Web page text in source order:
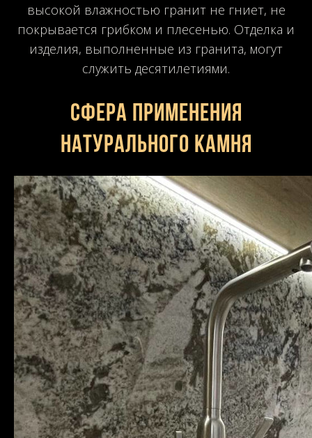
высокой влажностью гранит не гниет, не
покрывается грибком и плесенью. Отделка и
изделия, выполненные из гранита, могут
служить десятилетиями.
Сфера применения
натурального камня